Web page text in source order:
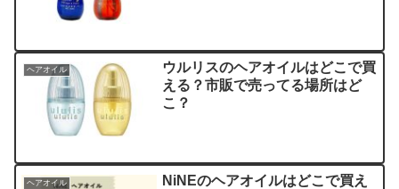
ヘアオイル
ウルリスのヘアオイルはどこで買
える？市販で売ってる場所はど
こ？
ヘアオイル
NiNEのヘアオイルはどこで買え